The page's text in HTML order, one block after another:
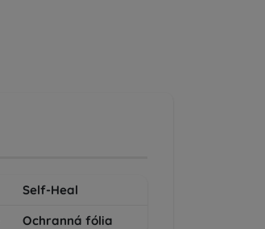
Self-Heal
Ochranná fólia